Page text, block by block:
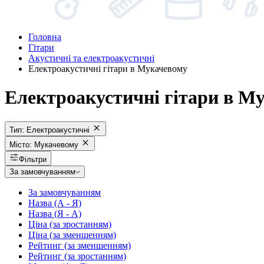
Головна
Гітари
Акустичні та електроакустичні
Електроакустичні гітари в Мукачевому
Електроакустичні гітари в
Тип: Електроакустичні
Місто: Мукачевому
Фільтри
За замовчуванням
За замовчуванням
Назва (А - Я)
Назва (Я - А)
Ціна (за зростанням)
Ціна (за зменшенням)
Рейтинг (за зменшенням)
Рейтинг (за зростанням)